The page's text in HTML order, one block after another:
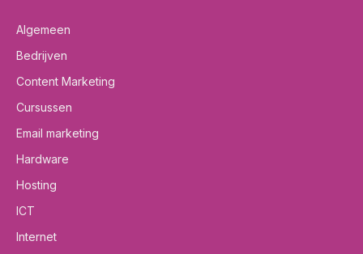
Algemeen
Bedrijven
Content Marketing
Cursussen
Email marketing
Hardware
Hosting
ICT
Internet